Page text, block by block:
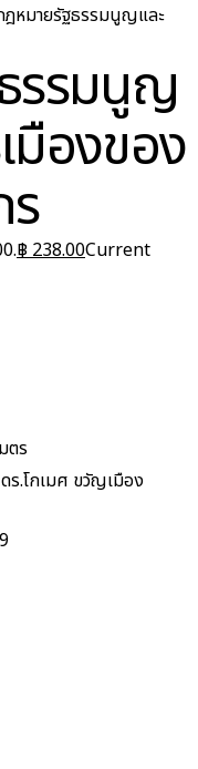
ฎหมายรัฐธรรมนูญและ
รรมนูญ
มืองของ
฿ 238.00Current
ตร
ร.โกเมศ ขวัญเมือง